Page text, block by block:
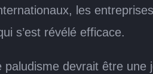
les
s’est révélé efficace.
devrait être